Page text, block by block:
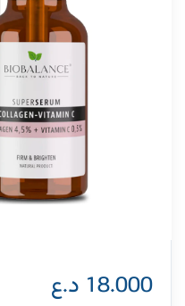
18.000 د.ع